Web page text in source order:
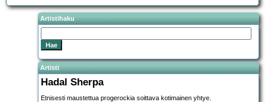
Artistihaku
Artisti
Hadal Sherpa
Etnisesti maustettua progerockia soittava kotimainen yhtye.